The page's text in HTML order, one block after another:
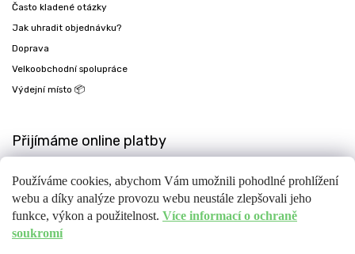
Používáme cookies, abychom Vám umožnili pohodlné prohlížení
webu a díky analýze provozu webu neustále zlepšovali jeho
funkce, výkon a použitelnost. Více informací o ochraně
soukromí
Často kladené otázky
Jak uhradit objednávku?
Doprava
Velkoobchodní spolupráce
Výdejní místo 📦
Přijímáme online platby